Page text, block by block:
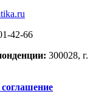
42-66
300028,